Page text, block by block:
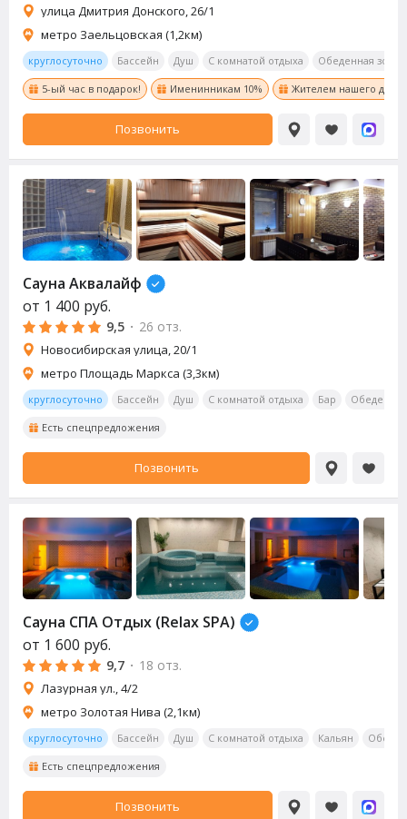
улица Дмитрия Донского, 26/1
метро Заельцовская (1,2км)
круглосуточно Бассейн Душ С комнатой отдыха Обеденная зона
5-ый час в подарок! Именинникам 10% Жителем нашего дома
Позвонить
Сауна Аквалайф
от 1 400 руб.
9,5 · 26 отз.
Новосибирская улица, 20/1
метро Площадь Маркса (3,3км)
круглосуточно Бассейн Душ С комнатой отдыха Бар
Есть спецпредложения
Позвонить
Сауна СПА Отдых (Relax SPA)
от 1 600 руб.
9,7 · 18 отз.
Лазурная ул., 4/2
метро Золотая Нива (2,1км)
круглосуточно Бассейн Душ С комнатой отдыха Кальян
Есть спецпредложения
Позвонить